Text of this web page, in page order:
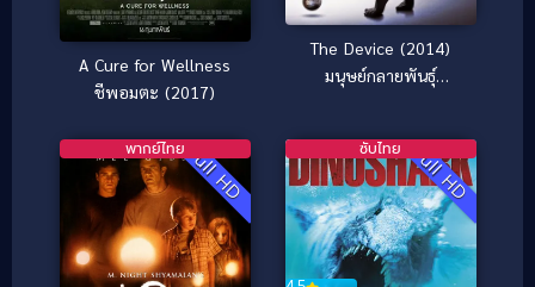
A Cure for Wellness
ชีพอมตะ (2017)
The Device (2014)
มนุษย์กลายพันธุ์
Full HD
พากย์ไทย Full HD
ซับไทย